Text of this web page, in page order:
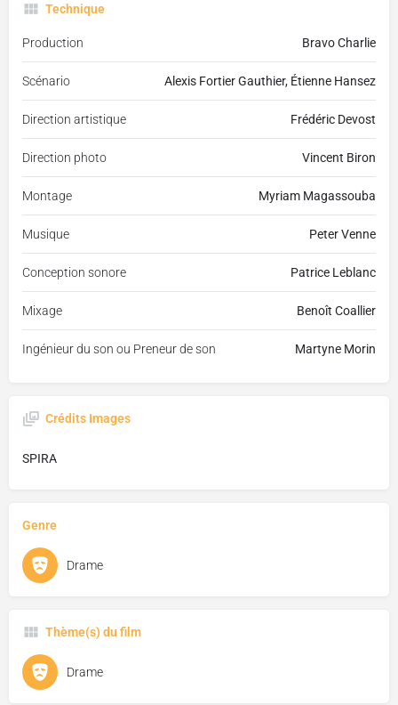
Technique
Production Bravo Charlie
Scénario Alexis Fortier Gauthier, Étienne Hansez
Direction artistique Frédéric Devost
Direction photo Vincent Biron
Montage Myriam Magassouba
Musique Peter Venne
Conception sonore Patrice Leblanc
Mixage Benoît Coallier
Ingénieur du son ou Preneur de son Martyne Morin
Crédits Images
SPIRA
Genre
Drame
Thème(s) du film
Drame